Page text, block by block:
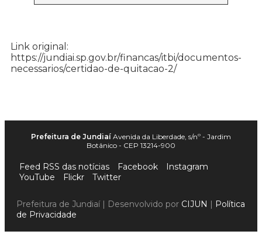
Link original:
https://jundiai.sp.gov.br/financas/itbi/documentos-
necessarios/certidao-de-quitacao-2/
Prefeitura de Jundiaí Avenida da Liberdade, s/nº - Jardim
Botânico - CEP 13214-900
Feed RSS das notícias Facebook
Instagram
YouTube
Flickr Twitter
Prefeitura de Jundiaí | Desenvolvido por CIJUN | Política
de Privacidade